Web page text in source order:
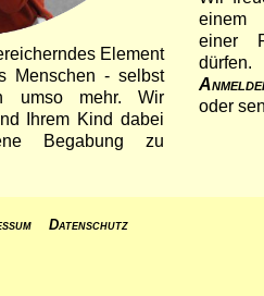
Ele­ment
Menschen - selbst
umso mehr. Wir
Ihrem Kind dabei
Begabung zu
einem
einer
oder
Datenschutz